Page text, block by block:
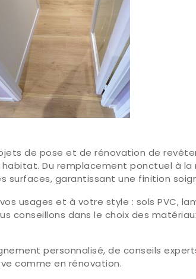
de pose et de rénovation de
Du remplacement ponctuel à
garantissant une finition
usages et à votre style : sols PVC,
conseillons dans le choix des
personnalisé, de conseils
comme en rénovation.